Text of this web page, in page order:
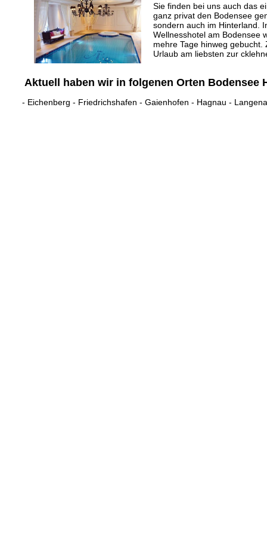
Sie finden bei uns auch das
ganz privat den Bodensee
sondern auch im Hinterland.
Wellnesshotel am Bodensee
mehre Tage hinweg
Urlaub am liebsten zur
Aktuell haben wir in folgenen Orten Bodensee
- Eichenberg - Friedrichshafen - Gaienhofen - Hagnau -